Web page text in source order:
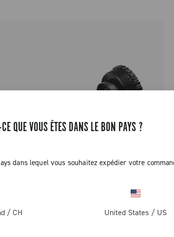
CE QUE VOUS ÊTES DANS LE BON PAYS ?
dans lequel vous souhaitez expédier votre
/ CH United States / US